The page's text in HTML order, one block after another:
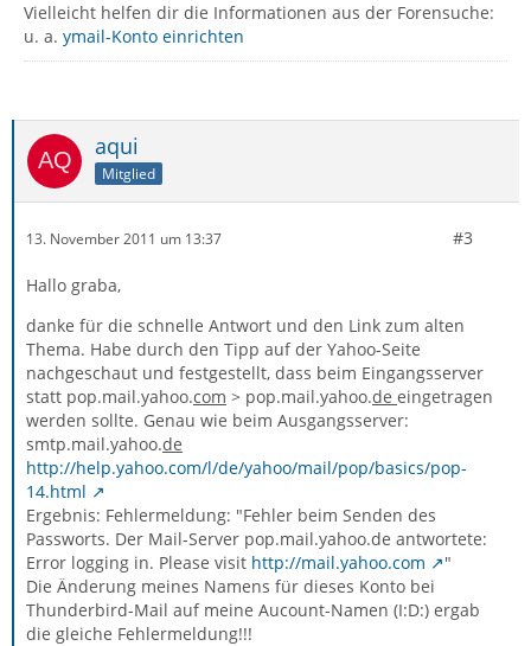
Vielleicht helfen dir die Informationen aus der Forensuche:
u. a. ymail-Konto einrichten
aqui
Mitglied
13. November 2011 um 13:37 #3
Hallo graba,
danke für die schnelle Antwort und den Link zum alten
Thema. Habe durch den Tipp auf der Yahoo-Seite
nachgeschaut und festgestellt, dass beim Eingangsserver
statt pop.mail.yahoo.com > pop.mail.yahoo.de eingetragen
werden sollte. Genau wie beim Ausgangsserver:
smtp.mail.yahoo.de
http://help.yahoo.com/l/de/yahoo/mail/pop/basics/pop-
14.html
Ergebnis: Fehlermeldung: "Fehler beim Senden des
Passworts. Der Mail-Server pop.mail.yahoo.de antwortete:
Error logging in. Please visit http://mail.yahoo.com
"
Die Änderung meines Namens für dieses Konto bei
Thunderbird-Mail auf meine Aucount-Namen (I:D:) ergab
die gleiche Fehlermeldung!!!